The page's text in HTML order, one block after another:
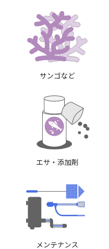
サンゴなど
エサ・添加剤
メンテナンス